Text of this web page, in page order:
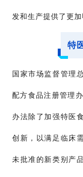
发和生产提供了更加
特
国家市场监督管理
配方食品注册管理
办法除了加强特医
创新，以满足临床
未批准的新类别产